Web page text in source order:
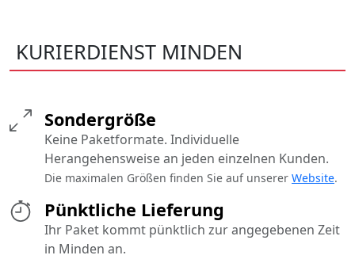
KURIERDIENST MINDEN
Pünktliche Lieferung
Ihr Paket kommt pünktlich zur angegebenen Zeit
in Minden an.
Sondergröße
Keine Paketformate. Individuelle
Herangehensweise an jeden einzelnen Kunden.
Die maximalen Größen finden Sie auf unserer Website.